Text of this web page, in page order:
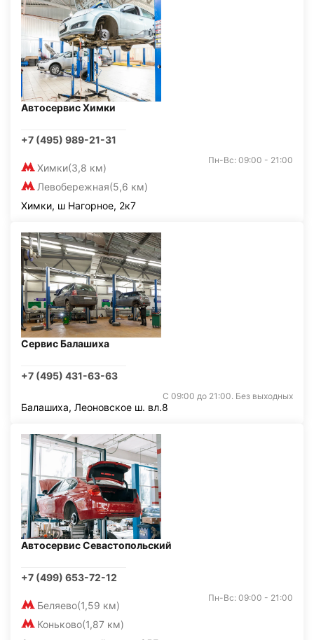
Автосервис Химки
+7 (495) 989-21-31
Химки(3,8 км)
Левобережная(5,6 км)
Пн-Вс: 09:00 - 21:00
Химки, ш Нагорное, 2к7
Сервис Балашиха
+7 (495) 431-63-63
С 09:00 до 21:00. Без выходных
Балашиха, Леоновское ш. вл.8
Автосервис Севастопольский
+7 (499) 653-72-12
Беляево(1,59 км)
Коньково(1,87 км)
Пн-Вс: 09:00 - 21:00